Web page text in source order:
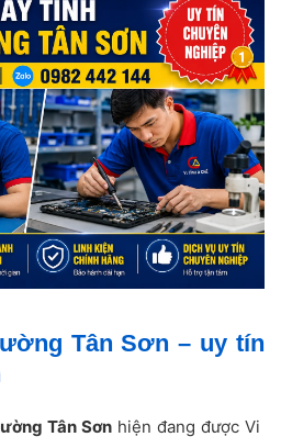
Tân Sơn – uy tín
Tân Sơn hiện đang được Vi